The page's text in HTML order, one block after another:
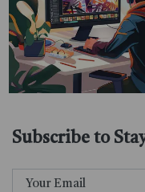
Subscribe to